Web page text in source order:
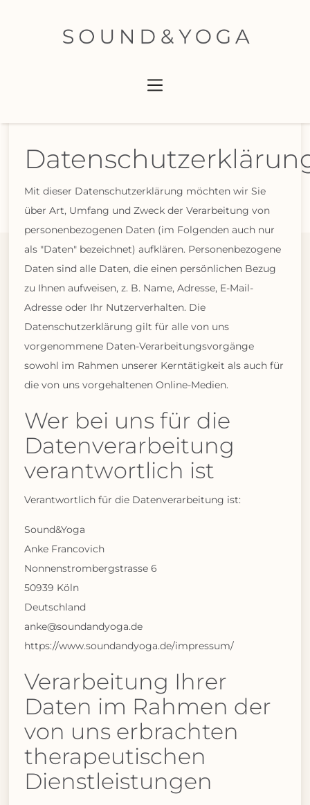
Mit dieser Datenschutzerklärung möchten wir Sie
über Art, Umfang und Zweck der Verarbeitung von
personenbezogenen Daten (im Folgenden auch nur
als "Daten" bezeichnet) aufklären. Personenbezogene
Daten sind alle Daten, die einen persönlichen Bezug
zu Ihnen aufweisen, z. B. Name, Adresse, E-Mail-
Adresse oder Ihr Nutzerverhalten. Die
Datenschutzerklärung gilt für alle von uns
vorgenommene Daten-Verarbeitungsvorgänge
sowohl im Rahmen unserer Kerntätigkeit als auch für
die von uns vorgehaltenen Online-Medien.
Wer bei uns für die
Datenverarbeitung
verantwortlich ist
Verantwortlich für die Datenverarbeitung ist:
Sound&Yoga
Anke Francovich
Nonnenstrombergstrasse 6
50939 Köln
Deutschland
anke@soundandyoga.de
https://www.soundandyoga.de/impressum/
Verarbeitung Ihrer
Daten im Rahmen der
von uns erbrachten
therapeutischen
Dienstleistungen